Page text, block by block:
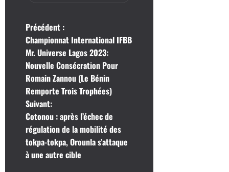
N
a
v
i
g
a
t
Précédent :
Championnat International IFBB
Mr. Universe Lagos 2023:
Nouvelle Consécration Pour
Romain Zannou (Le Bénin
Remporte Trois Trophées)
Suivant:
Cotonou : après l’échec de
régulation de la mobilité des
tokpa-tokpa, Orounla s’attaque
à une autre cible